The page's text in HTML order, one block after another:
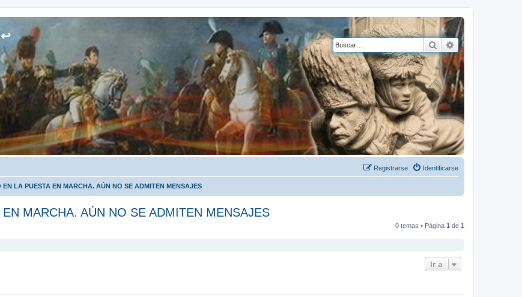
↩
BuscarBúsqueda
Identificarse
Registrarse
LA PUESTA EN MARCHA. AÚN NO SE ADMITEN MENSAJES
MARCHA. AÚN NO SE ADMITEN MENSAJES
0 temas • Página 1 de 1
Ir a